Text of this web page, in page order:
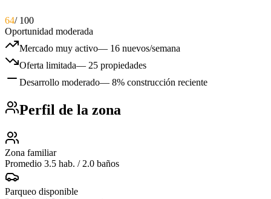
64/ 100
Oportunidad moderada
Mercado muy activo— 16 nuevos/semana
Oferta limitada— 25 propiedades
Desarrollo moderado— 8% construcción reciente
Perfil de la zona
Zona familiar
Promedio 3.5 hab. / 2.0 baños
Parqueo disponible